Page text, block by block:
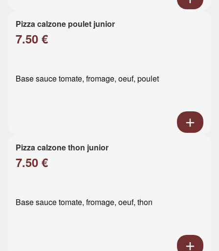
Pizza calzone poulet junior
7.50 €
Base sauce tomate, fromage, oeuf, poulet
Pizza calzone thon junior
7.50 €
Base sauce tomate, fromage, oeuf, thon